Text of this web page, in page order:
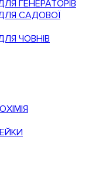
ГЕНЕРАТОРІВ
САДОВОЇ
ЧОВНІВ